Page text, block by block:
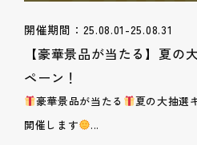
開催期間：25.08.01-25.08.31
【豪華景品が当たる】夏の
ペーン！
豪華景品が当たる
夏の大抽選
開催します
...